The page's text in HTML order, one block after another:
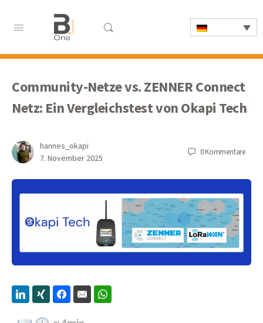
Community-Netze vs. ZENNER Connect
Netz: Ein Vergleichstest von Okapi Tech
hannes_okapi
7. November 2025
0Kommentare